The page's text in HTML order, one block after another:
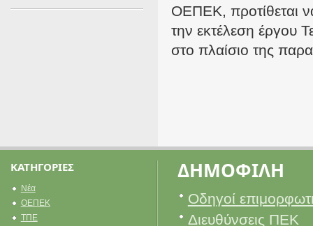
ΟΕΠΕΚ, προτίθεται
την εκτέλεση έργου
στο πλαίσιο της
ΚΑΤΗΓΟΡΙΕΣ
Νέα
ΟΕΠΕΚ
ΤΠΕ
ΔΗΜΟΦΙΛΗ
Οδηγοί
Διευθύνσεις ΠΕΚ